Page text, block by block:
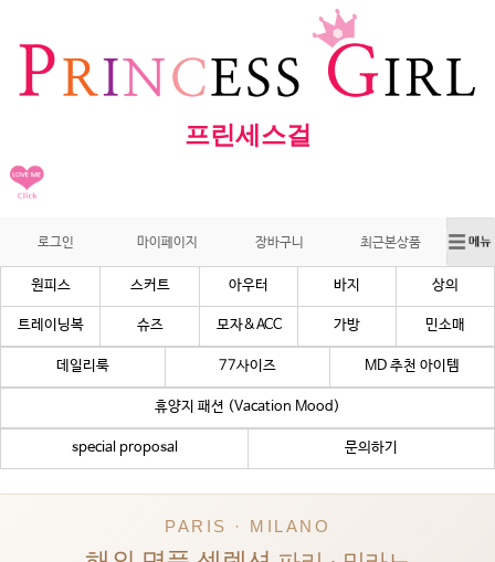
프린세스걸
로그인 마이페이지 장바구니 최근본상품
원피스 스커트 아우터 바지 상의
트레이닝복 슈즈 모자&ACC 가방 민소매
데일리룩 77사이즈 MD 추천 아이템
휴양지 패션 (Vacation Mood)
special proposal 문의하기
PARIS · MILANO